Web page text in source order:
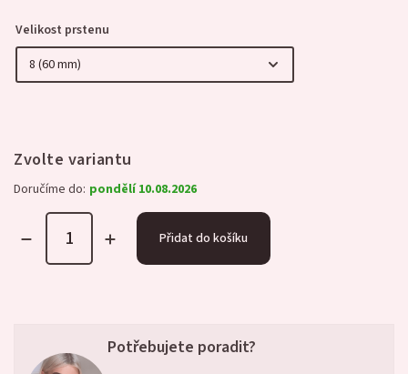
Velikost prstenu
Zvolte variantu
Doručíme do: pondělí 10.08.2026
Přidat do košíku
Potřebujete poradit?